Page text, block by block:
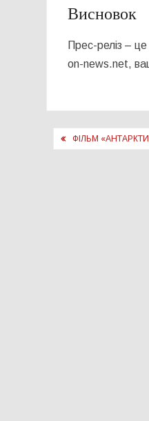
Висновок
Прес-реліз –
on-news.net,
Навігація
ФІЛЬМ